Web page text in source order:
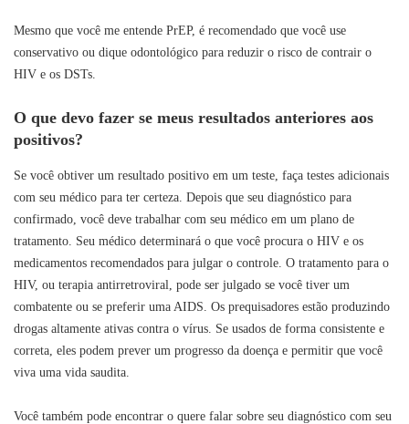
Mesmo que você me entende PrEP, é recomendado que você use
conservativo ou dique odontológico para reduzir o risco de contrair o
HIV e os DSTs.
O que devo fazer se meus resultados anteriores aos
positivos?
Se você obtiver um resultado positivo em um teste, faça testes adicionais
com seu médico para ter certeza. Depois que seu diagnóstico para
confirmado, você deve trabalhar com seu médico em um plano de
tratamento. Seu médico determinará o que você procura o HIV e os
medicamentos recomendados para julgar o controle. O tratamento para o
HIV, ou terapia antirretroviral, pode ser julgado se você tiver um
combatente ou se preferir uma AIDS. Os prequisadores estão produzindo
drogas altamente ativas contra o vírus. Se usados de forma consistente e
correta, eles podem prever um progresso da doença e permitir que você
viva uma vida saudita.
Você também pode encontrar o quere falar sobre seu diagnóstico com seu